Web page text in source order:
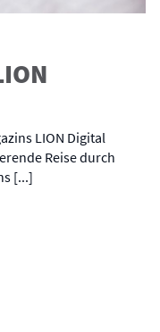
LION Digital
Reise durch
[...]